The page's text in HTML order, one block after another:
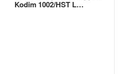
Kodim 1002/HST L…